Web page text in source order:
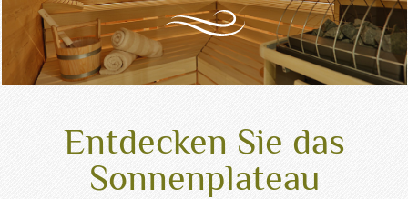
Entdecken Sie das
Sonnenplateau